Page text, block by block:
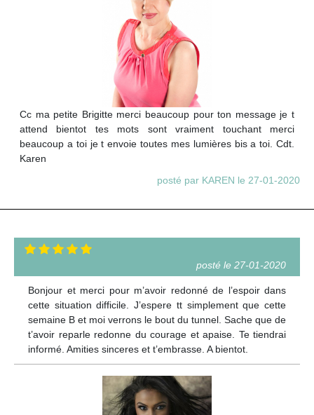
Cc ma petite Brigitte merci beaucoup pour ton message je t
attend bientot tes mots sont vraiment touchant merci
beaucoup a toi je t envoie toutes mes lumières bis a toi. Cdt.
Karen
posté par KAREN le 27-01-2020
posté le 27-01-2020
Bonjour et merci pour m’avoir redonné de l’espoir dans
cette situation difficile. J’espere tt simplement que cette
semaine B et moi verrons le bout du tunnel. Sache que de
t’avoir reparle redonne du courage et apaise. Te tiendrai
informé. Amities sinceres et t’embrasse. A bientot.